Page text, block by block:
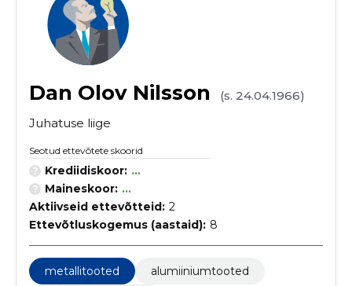
Dan Olov Nilsson
(s. 24.04.1966)
Juhatuse liige
Seotud ettevõtete skoorid
Krediidiskoor: ...
Maineskoor: ...
Aktiivseid ettevõtteid: 2
Ettevõtluskogemus (aastaid): 8
metallitooted alumiiniumtooted